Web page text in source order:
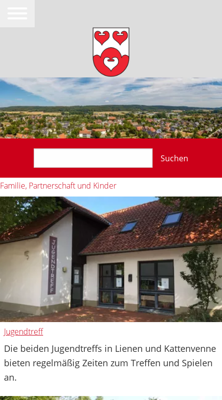
Suchen
Familie, Partnerschaft und Kinder
Jugendtreff
Die beiden Jugendtreffs in Lienen und Kattenvenne
bieten regelmäßig Zeiten zum Treffen und Spielen
an.